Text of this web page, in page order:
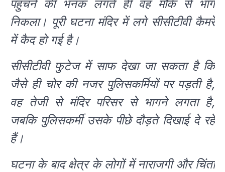
पहुंचने की भनक लगते ही वह मौके से भाग
निकला। पूरी घटना मंदिर में लगे सीसीटीवी कैमरे
में कैद हो गई है।
सीसीटीवी फुटेज में साफ देखा जा सकता है कि
जैसे ही चोर की नजर पुलिसकर्मियों पर पड़ती है,
वह तेजी से मंदिर परिसर से भागने लगता है,
जबकि पुलिसकर्मी उसके पीछे दौड़ते दिखाई दे रहे
हैं।
घटना के बाद क्षेत्र के लोगों में नाराजगी और चिंता